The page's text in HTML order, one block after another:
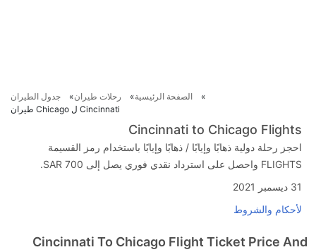
الصفحة الرئيسية رحلات طيران
جدول الطيران
Cincinnati ل Chicago طيران
Cincinnati to Chicago Flights
احجز رحلة دولية ذهابًا وإيابًا / ذهابًا وإيابًا باستخدام رمز القسيمة
FLIGHTS واحصل على استرداد نقدي فوري يصل إلى SAR 700.
31 ديسمبر 2021
لأحكام والشروط
Cincinnati To Chicago Flight Ticket Price And